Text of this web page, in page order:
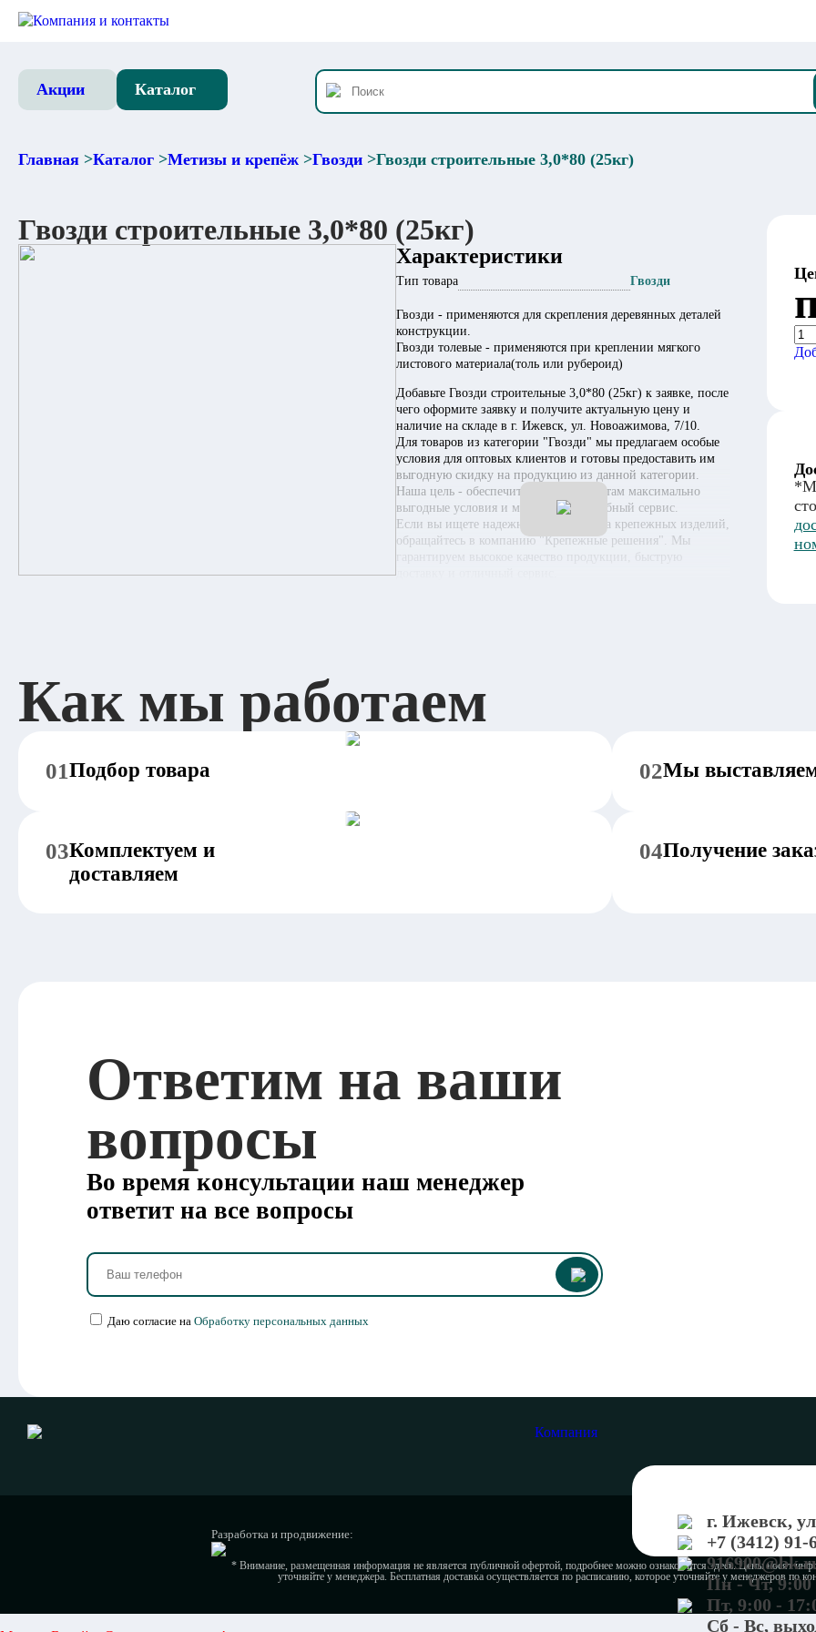
Компания и контакты
Акции Каталог
Главная >Каталог >Метизы и крепёж >Гвозди >Гвозди строительные 3,0*80 (25кг)
Гвозди строительные 3,0*80 (25кг)
Характеристики
Тип товара Гвозди
Гвозди - применяются для скрепления деревянных деталей
конструкции.
Гвозди толевые - применяются при креплении мягкого
листового материала(толь или рубероид)
Добавьте Гвозди строительные 3,0*80 (25кг) к заявке, после
чего оформите заявку и получите актуальную цену и
наличие на складе в г. Ижевск, ул. Новоажимова, 7/10.
Для товаров из категории "Гвозди" мы предлагаем особые
условия для оптовых клиентов и готовы предоставить им
выгодную скидку на продукцию из данной категории.
Наша цель - обеспечить нашим клиентам максимально
выгодные условия и максимально удобный сервис.
Если вы ищете надежного поставщика крепежных изделий,
обращайтесь в компанию "Крепежные решения". Мы
гарантируем высокое качество продукции, быструю
Как мы работаем
01Подбор товара 02Мы
03Комплектуем и
доставляем
04Получение
Ответим на ваши
вопросы
Во время консультации наш менеджер
ответит на все вопросы
Даю согласие на Обработку персональных данных
г. Ижевск,
+7 (3412) 91-
Пн - Чт, 9:00
Пт, 9:00 -
Сб - Вс,
Компания
Разработка и продвижение:
* Внимание, размещенная информация не является публичной офертой, подробнее можно ознакомится здесь. Цены носят
уточняйте у менеджера. Бесплатная доставка осуществляется по расписанию, которое уточняйте у менеджеров по